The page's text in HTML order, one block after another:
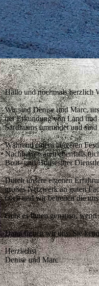
Hallo und nochmals herzlich
Wir sind Denise und Marc,
der Erkundung von Land und
Sardiniens umrundet und
Während einem längeren
Nachbarn waren ebenfalls
Boat- und Housesitter
Durch unsere eigenen
großes Netzwerk an guten
hoch und wir betreuen die
Geht es Ihnen genauso,
Dann freuen wir uns, Sie
Herzlichst
Denise und Marc